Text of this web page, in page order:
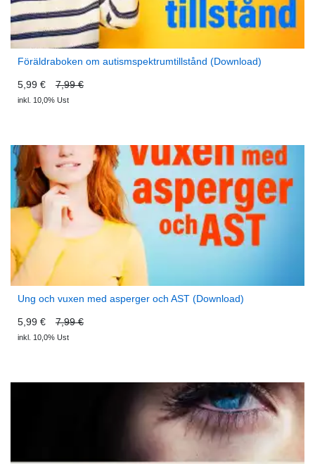
Föräldraboken om autismspektrumtillstånd (Download)
5,99 € 7,99 €
inkl. 10,0% Ust
Ung och vuxen med asperger och AST (Download)
5,99 € 7,99 €
inkl. 10,0% Ust